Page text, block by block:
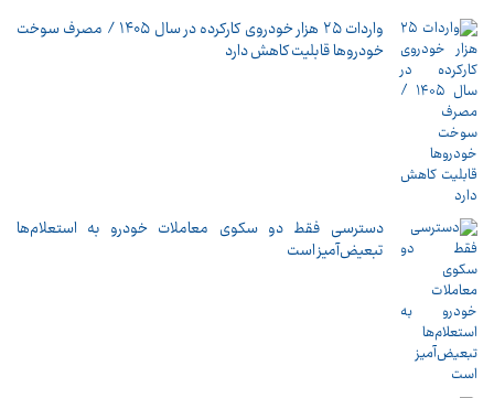
واردات ۲۵ هزار خودروی کارکرده در سال ۱۴۰۵ / مصرف سوخت
خودرو‌ها قابلیت کاهش دارد
دسترسی فقط دو سکوی معاملات خودرو به استعلام‌ها
تبعیض‌آمیز است